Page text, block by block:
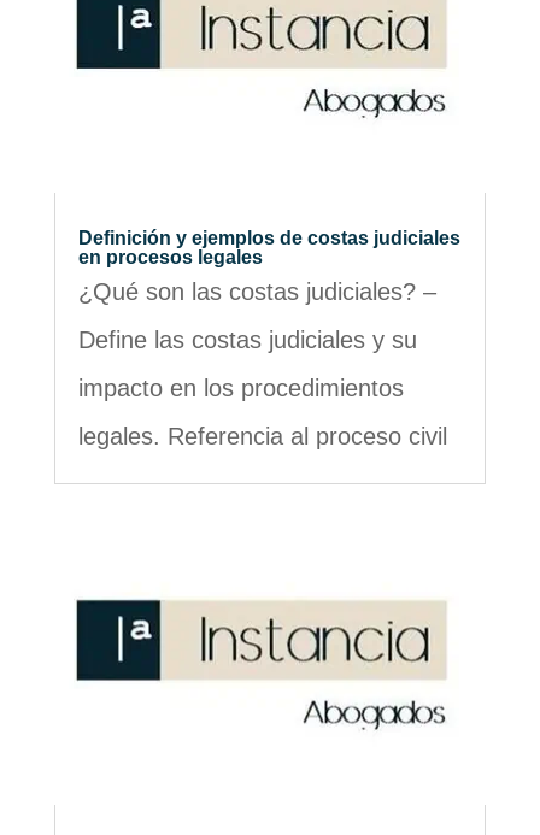
Definición y ejemplos de costas judiciales
en procesos legales
¿Qué son las costas judiciales? –
Define las costas judiciales y su
impacto en los procedimientos
legales. Referencia al proceso civil